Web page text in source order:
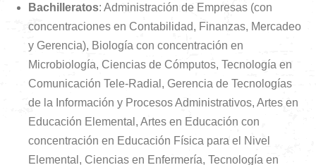
Bachilleratos: Administración de Empresas (con
concentraciones en Contabilidad, Finanzas, Mercadeo
y Gerencia), Biología con concentración en
Microbiología, Ciencias de Cómputos, Tecnología en
Comunicación Tele-Radial, Gerencia de Tecnologías
de la Información y Procesos Administrativos, Artes en
Educación Elemental, Artes en Educación con
concentración en Educación Física para el Nivel
Elemental, Ciencias en Enfermería, Tecnología en